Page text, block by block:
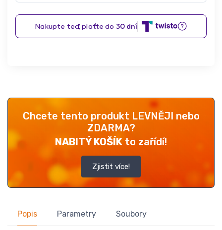
Chcete tento produkt LEVNĚJI nebo
ZDARMA?
NABITÝ KOŠÍK to zařídí!
Zjistit více!
Popis Parametry Soubory